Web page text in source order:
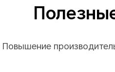
Повышение